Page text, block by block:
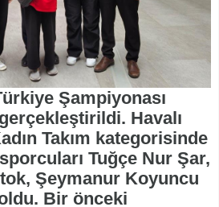
Şampiyonası
Havalı
Takım kategorisinde
Tuğçe Nur Şar,
Şeymanur Koyuncu
Bir önceki